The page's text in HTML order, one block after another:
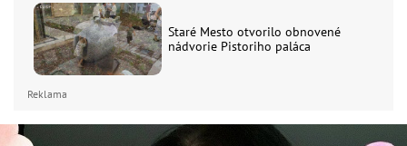
Staré Mesto otvorilo obnovené
nádvorie Pistoriho paláca
Reklama